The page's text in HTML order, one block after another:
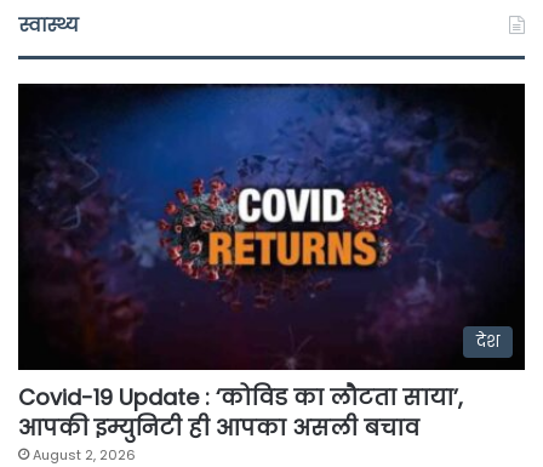
स्वास्थ्य
देश
Covid-19 Update : ‘कोविड का लौटता साया’,
आपकी इम्युनिटी ही आपका असली बचाव
August 2, 2026